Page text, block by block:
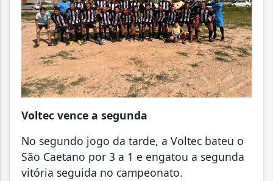
Voltec vence a segunda
No segundo jogo da tarde, a Voltec bateu o
São Caetano por 3 a 1 e engatou a segunda
vitória seguida no campeonato.